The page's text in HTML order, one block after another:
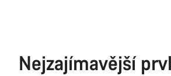
Nejzajímavější